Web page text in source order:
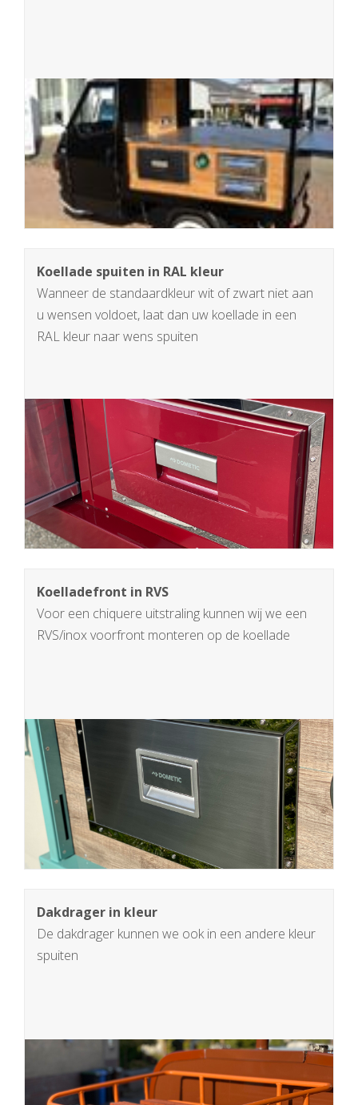
Koellade spuiten in RAL kleur
Wanneer de standaardkleur wit of zwart niet aan
u wensen voldoet, laat dan uw koellade in een
RAL kleur naar wens spuiten
Koelladefront in RVS
Voor een chiquere uitstraling kunnen wij we een
RVS/inox voorfront monteren op de koellade
Dakdrager in kleur
De dakdrager kunnen we ook in een andere kleur
spuiten